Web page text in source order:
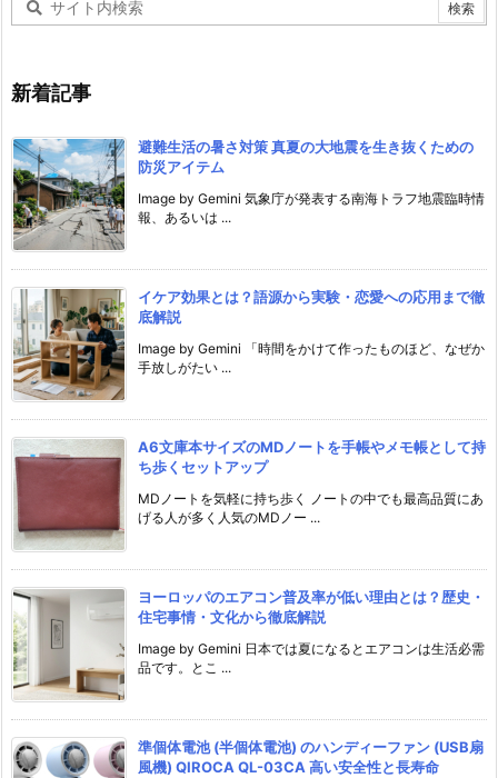
新着記事
避難生活の暑さ対策 真夏の大地震を生き抜くための
防災アイテム
Image by Gemini 気象庁が発表する南海トラフ地震臨時情
報、あるいは ...
イケア効果とは？語源から実験・恋愛への応用まで徹
底解説
Image by Gemini 「時間をかけて作ったものほど、なぜか
手放しがたい ...
A6文庫本サイズのMDノートを手帳やメモ帳として持
ち歩くセットアップ
MDノートを気軽に持ち歩く ノートの中でも最高品質にあ
げる人が多く人気のMDノー ...
ヨーロッパのエアコン普及率が低い理由とは？歴史・
住宅事情・文化から徹底解説
Image by Gemini 日本では夏になるとエアコンは生活必需
品です。とこ ...
準個体電池 (半個体電池) のハンディーファン (USB扇
風機) QIROCA QL-03CA 高い安全性と長寿命